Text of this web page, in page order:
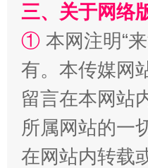
招工难、用工荒
三、关于网络
① 本网注明“
有。本传媒网
留言在本网站
所属网站的一
在网站内转载